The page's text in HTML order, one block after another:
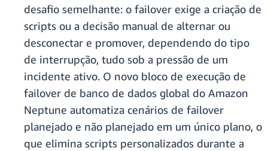
desafio semelhante: o failover exige a criação de
scripts ou a decisão manual de alternar ou
desconectar e promover, dependendo do tipo
de interrupção, tudo sob a pressão de um
incidente ativo. O novo bloco de execução de
failover de banco de dados global do Amazon
Neptune automatiza cenários de failover
planejado e não planejado em um único plano, o
que elimina scripts personalizados durante a